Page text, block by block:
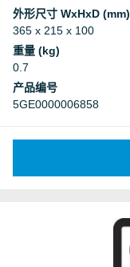
外形尺寸 WxHxD (mm)
365 x 215 x 100
重量 (kg)
0.7
产品编号
5GE0000006858